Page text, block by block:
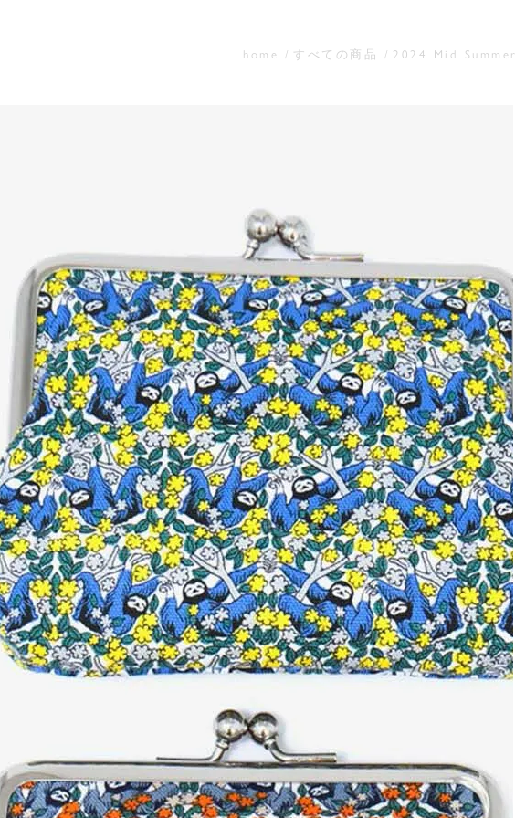
home すべての商品 2024 Mid Summer